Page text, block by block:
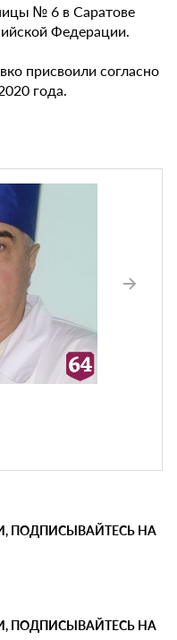
№ 6 в Саратове
Федерации.
присвоили согласно
года.
ПОДПИСЫВАЙТЕСЬ НА
ПОДПИСЫВАЙТЕСЬ НА